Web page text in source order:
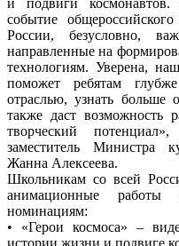
событие
России, безусловно,
направленные на
технологиям. Уверена,
поможет ребятам
отраслью, узнать больше
также даст возможность
творческий
заместитель Министра
Жанна Алексеева.
Школьникам со всей
анимационные работы
номинациям:
• «Герои космоса» –
истории жизни и подвиге